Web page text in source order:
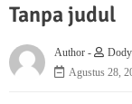
Tanpa judul
Author -
Agustus 28,